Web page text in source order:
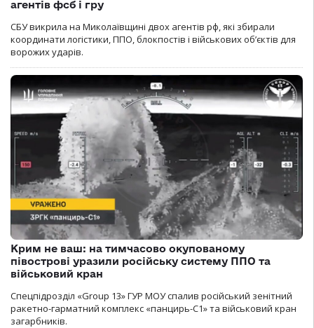
агентів фсб і гру
СБУ викрила на Миколаївщині двох агентів рф, які збирали
координати логістики, ППО, блокпостів і військових об’єктів для
ворожих ударів.
Крим не ваш: на тимчасово окупованому
півострові уразили російську систему ППО та
військовий кран
Спецпідрозділ «Group 13» ГУР МОУ спалив російський зенітний
ракетно-гарматний комплекс «панцирь-С1» та військовий кран
загарбників.